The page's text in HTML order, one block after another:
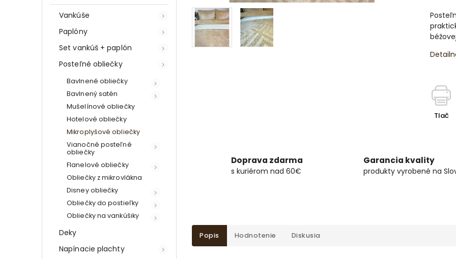
Vankúše
Paplóny
Set vankúš + paplón
Posteľné obliečky
Bavlnené obliečky
Bavlnený satén
Mušelínové obliečky
Hotelové obliečky
Mikroplyšové obliečky
Vianočné posteľné
obliečky
Flanelové obliečky
Obliečky z mikrovlákna
Disney obliečky
Obliečky do postieľky
Obliečky na vankúšiky
Deky
Napínacie plachty
Tlač
Doprava zdarma
s kuriérom nad 60€
Garancia kvality
produkty vyrobené na
Popis Hodnotenie Diskusia